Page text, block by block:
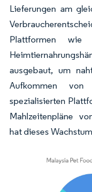
Lieferungen am
Plattformen wie
ausgebaut, um
Aufkommen von
spezialisierten
Mahlzeitenpläne
hat dieses